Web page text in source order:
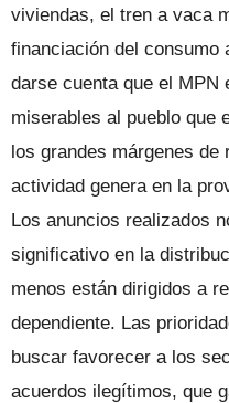
viviendas, el tren a vaca
financiación del
darse cuenta que el MPN
miserables al pueblo que
los grandes márgenes de
actividad genera en la
Los anuncios realizados
significativo en la
menos están dirigidos a
dependiente. Las
buscar favorecer a los
acuerdos ilegítimos, que